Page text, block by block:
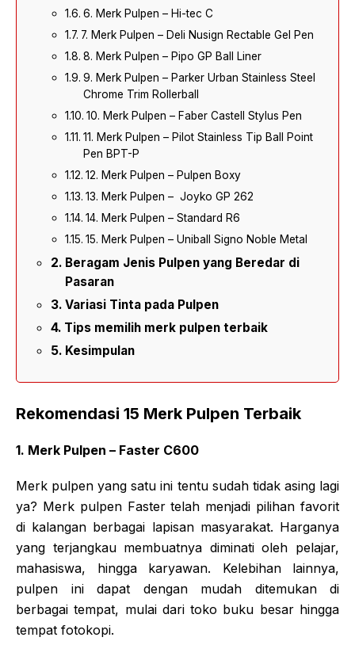
6. Merk Pulpen – Hi-tec C
7. Merk Pulpen – Deli Nusign Rectable Gel Pen
8. Merk Pulpen – Pipo GP Ball Liner
9. Merk Pulpen – Parker Urban Stainless Steel
Chrome Trim Rollerball
10. Merk Pulpen – Faber Castell Stylus Pen
11. Merk Pulpen – Pilot Stainless Tip Ball Point
Pen BPT-P
12. Merk Pulpen – Pulpen Boxy
13. Merk Pulpen – Joyko GP 262
14. Merk Pulpen – Standard R6
15. Merk Pulpen – Uniball Signo Noble Metal
Beragam Jenis Pulpen yang Beredar di
Pasaran
Variasi Tinta pada Pulpen
Tips memilih merk pulpen terbaik
Kesimpulan
Rekomendasi 15 Merk Pulpen Terbaik
1. Merk Pulpen – Faster C600
Merk pulpen yang satu ini tentu sudah tidak asing lagi
ya? Merk pulpen Faster telah menjadi pilihan favorit
di kalangan berbagai lapisan masyarakat. Harganya
yang terjangkau membuatnya diminati oleh pelajar,
mahasiswa, hingga karyawan. Kelebihan lainnya,
pulpen ini dapat dengan mudah ditemukan di
berbagai tempat, mulai dari toko buku besar hingga
tempat fotokopi.